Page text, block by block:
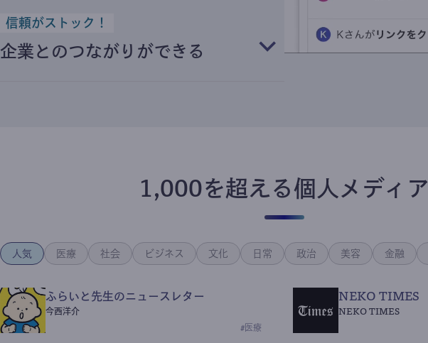
信頼がストック！
企業とのつながりができる
1,000を超える個人メディア
人気 医療 社会 ビジネス 文化 日常 政治 美容 金融
ふらいと先生のニュースレター
今西洋介
# 医療
NEKO TIMES
NEKO TIMES